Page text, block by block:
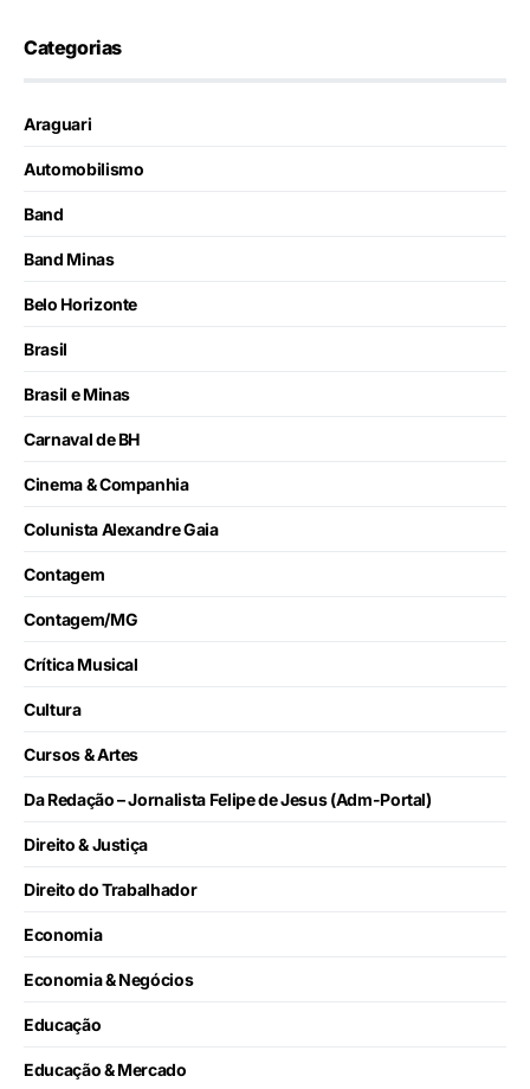
Categorias
Araguari
Automobilismo
Band
Band Minas
Belo Horizonte
Brasil
Brasil e Minas
Carnaval de BH
Cinema & Companhia
Colunista Alexandre Gaia
Contagem
Contagem/MG
Crítica Musical
Cultura
Cursos & Artes
Da Redação – Jornalista Felipe de Jesus (Adm-Portal)
Direito & Justiça
Direito do Trabalhador
Economia
Economia & Negócios
Educação
Educação & Mercado